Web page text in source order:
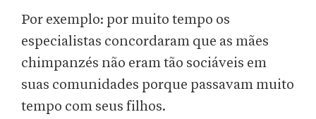
Por exemplo: por muito tempo os
especialistas concordaram que as mães
chimpanzés não eram tão sociáveis em
suas comunidades porque passavam muito
tempo com seus filhos.